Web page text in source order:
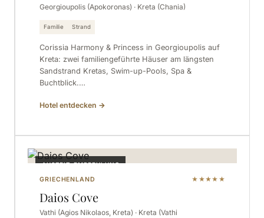
Georgioupolis (Apokoronas) · Kreta (Chania)
Familie Strand
Corissia Harmony & Princess in Georgioupolis auf
Kreta: zwei familiengeführte Häuser am längsten
Sandstrand Kretas, Swim-up-Pools, Spa &
Buchtblick.…
Hotel entdecken →
AUSZEIT-EMPFEHLUNG
GRIECHENLAND ★★★★★
Daios Cove
Vathi (Agios Nikolaos, Kreta) · Kreta (Vathi